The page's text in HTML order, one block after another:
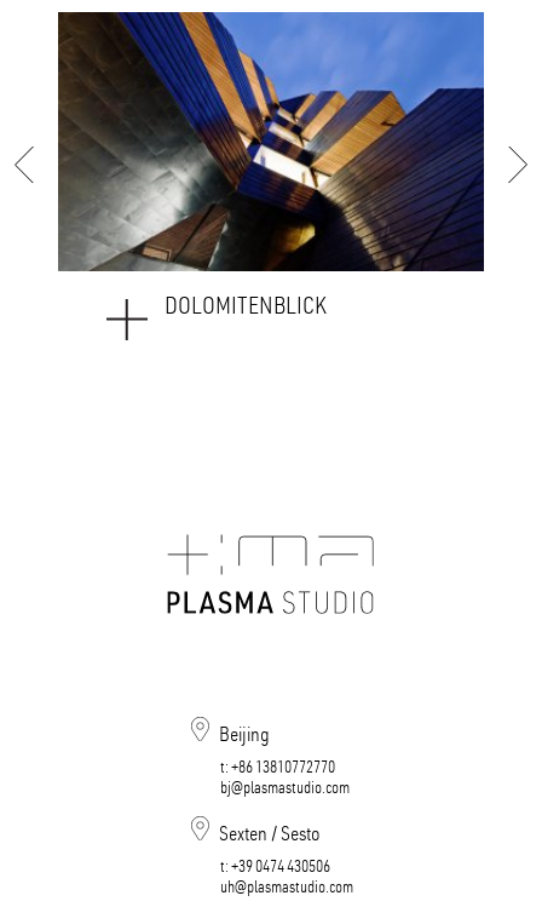
DOLOMITENBLICK
Beijing
t:+86 13810772770
bj@plasmastudio.com
Sexten / Sesto
t:+39 0474 430506​​​​​​​
uh@plasmastudio.com